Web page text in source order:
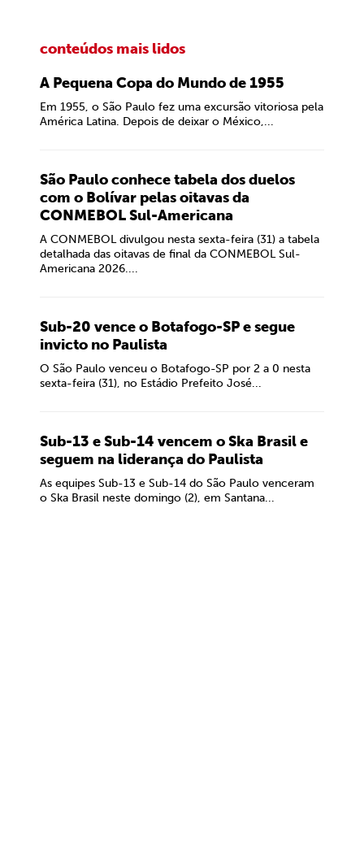
conteúdos mais lidos
A Pequena Copa do Mundo de 1955
Em 1955, o São Paulo fez uma excursão vitoriosa pela
América Latina. Depois de deixar o México,...
São Paulo conhece tabela dos duelos
com o Bolívar pelas oitavas da
CONMEBOL Sul-Americana
A CONMEBOL divulgou nesta sexta-feira (31) a tabela
detalhada das oitavas de final da CONMEBOL Sul-
Americana 2026....
Sub-20 vence o Botafogo-SP e segue
invicto no Paulista
O São Paulo venceu o Botafogo-SP por 2 a 0 nesta
sexta-feira (31), no Estádio Prefeito José...
Sub-13 e Sub-14 vencem o Ska Brasil e
seguem na liderança do Paulista
As equipes Sub-13 e Sub-14 do São Paulo venceram
o Ska Brasil neste domingo (2), em Santana...